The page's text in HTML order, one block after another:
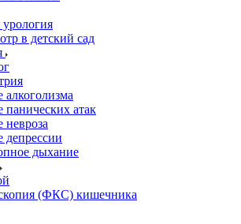
урология
в детский сад
алкоголизма
панических атак
невроза
депрессии
дыхание
(ФКС) кишечника